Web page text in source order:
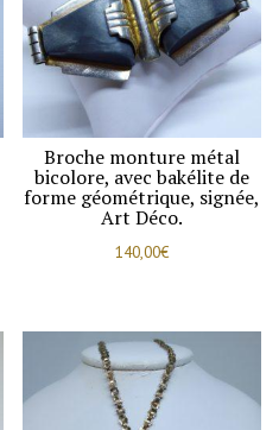
Broche monture métal
bicolore, avec bakélite de
forme géométrique, signée,
Art Déco.
140,00€